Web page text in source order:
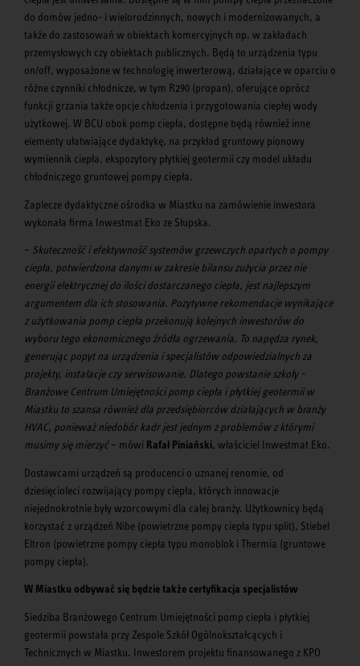
do domów jedno- i wielorodzinnych, nowych i modernizowanych, a
także do zastosowań w obiektach komercyjnych np. w zakładach
przemysłowych czy obiektach publicznych. Będą to urządzenia typu
on/off, wyposażone w technologię inwerterową, działające w oparciu o
różne czynniki chłodnicze, w tym R290 (propan), oferujące oprócz
funkcji grzania także opcje chłodzenia i przygotowania ciepłej wody
użytkowej. W BCU obok pomp ciepła, dostępne będą również inne
elementy ułatwiające dydaktykę, na przykład gruntowy pionowy
wymiennik ciepła, ekspozytory płytkiej geotermii czy model układu
chłodniczego gruntowej pompy ciepła.
Zaplecze dydaktyczne ośrodka w Miastku na zamówienie inwestora
wykonała firma Inwestmat Eko ze Słupska.
– Skuteczność i efektywność systemów grzewczych opartych o pompy
ciepła, potwierdzona danymi w zakresie bilansu zużycia przez nie
energii elektrycznej do ilości dostarczanego ciepła, jest najlepszym
argumentem dla ich stosowania. Pozytywne rekomendacje wynikające
z użytkowania pomp ciepła przekonują kolejnych inwestorów do
wyboru tego ekonomicznego źródła ogrzewania. To napędza rynek,
generując popyt na urządzenia i specjalistów odpowiedzialnych za
projekty, instalacje czy serwisowanie. Dlatego powstanie szkoły -
Branżowe Centrum Umiejętności pomp ciepła i płytkiej geotermii w
Miastku to szansa również dla przedsiębiorców działających w branży
HVAC, ponieważ niedobór kadr jest jednym z problemów z którymi
musimy się mierzyć– mówi Rafał Piniański, właściciel Inwestmat Eko.
Dostawcami urządzeń są producenci o uznanej renomie, od
dziesięcioleci rozwijający pompy ciepła, których innowacje
niejednokrotnie były wzorcowymi dla całej branży. Użytkownicy będą
korzystać z urządzeń Nibe (powietrzne pompy ciepła typu split), Stiebel
Eltron (powietrzne pompy ciepła typu monoblok i Thermia (gruntowe
pompy ciepła).
W Miastku odbywać się będzie także certyfikacja specjalistów
Siedziba Branżowego Centrum Umiejętności pomp ciepła i płytkiej
geotermii powstała przy Zespole Szkół Ogólnokształcących i
Technicznych w Miastku. Inwestorem projektu finansowanego z KPO